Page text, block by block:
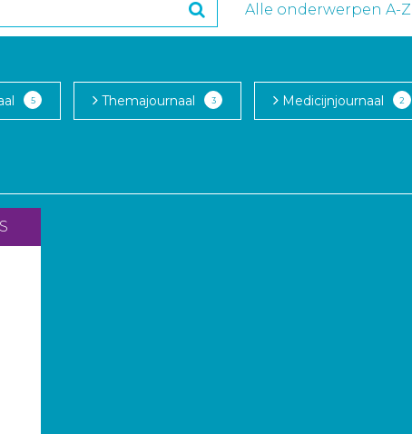
Alle onderwerpen A-Z
5 Themajournaal 3 Medicijnjournaal 2